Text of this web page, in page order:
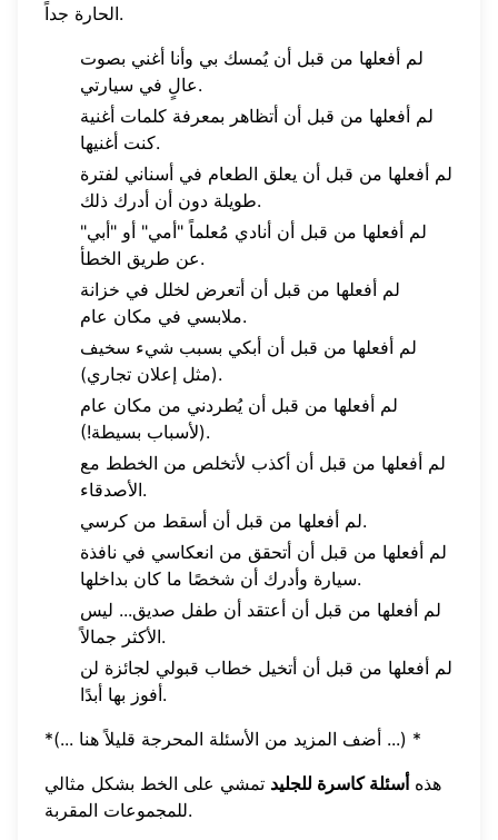
الحارة جداً.
لم أفعلها من قبل أن يُمسك بي وأنا أغني بصوت
عالٍ في سيارتي.
لم أفعلها من قبل أن أتظاهر بمعرفة كلمات أغنية
كنت أغنيها.
لم أفعلها من قبل أن يعلق الطعام في أسناني لفترة
طويلة دون أن أدرك ذلك.
لم أفعلها من قبل أن أنادي مُعلماً "أمي" أو "أبي"
عن طريق الخطأ.
لم أفعلها من قبل أن أتعرض لخلل في خزانة
ملابسي في مكان عام.
لم أفعلها من قبل أن أبكي بسبب شيء سخيف
(مثل إعلان تجاري).
لم أفعلها من قبل أن يُطردني من مكان عام
(لأسباب بسيطة!).
لم أفعلها من قبل أن أكذب لأتخلص من الخطط مع
الأصدقاء.
لم أفعلها من قبل أن أسقط من كرسي.
لم أفعلها من قبل أن أتحقق من انعكاسي في نافذة
سيارة وأدرك أن شخصًا ما كان بداخلها.
لم أفعلها من قبل أن أعتقد أن طفل صديق... ليس
الأكثر جمالاً.
لم أفعلها من قبل أن أتخيل خطاب قبولي لجائزة لن
أفوز بها أبدًا.
*(... أضف المزيد من الأسئلة المحرجة قليلاً هنا ...) *
هذه أسئلة كاسرة للجليد تمشي على الخط بشكل مثالي
للمجموعات المقربة.